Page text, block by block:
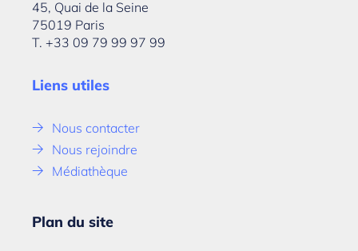
45, Quai de la Seine
75019 Paris
T. +33 09 79 99 97 99
Liens utiles
Nous contacter
Nous rejoindre
Médiathèque
Plan du site